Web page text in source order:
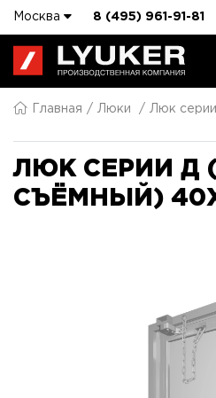
Москва 8 (495) 961-91-81
Главная Люки Люк
ЛЮК СЕРИИ Д
СЪЁМНЫЙ)